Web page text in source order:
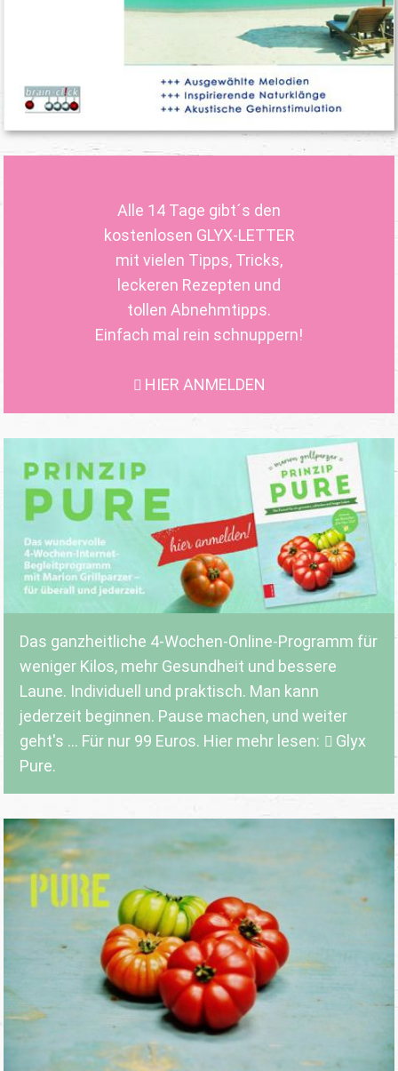
Alle 14 Tage gibt´s den
kostenlosen GLYX-LETTER
mit vielen Tipps, Tricks,
leckeren Rezepten und
tollen Abnehmtipps.
Einfach mal rein schnuppern!
HIER ANMELDEN
Das ganzheitliche 4-Wochen-Online-Programm für
weniger Kilos, mehr Gesundheit und bessere
Laune. Individuell und praktisch. Man kann
jederzeit beginnen. Pause machen, und weiter
geht's ... Für nur 99 Euros. Hier mehr lesen:
Glyx
Pure.